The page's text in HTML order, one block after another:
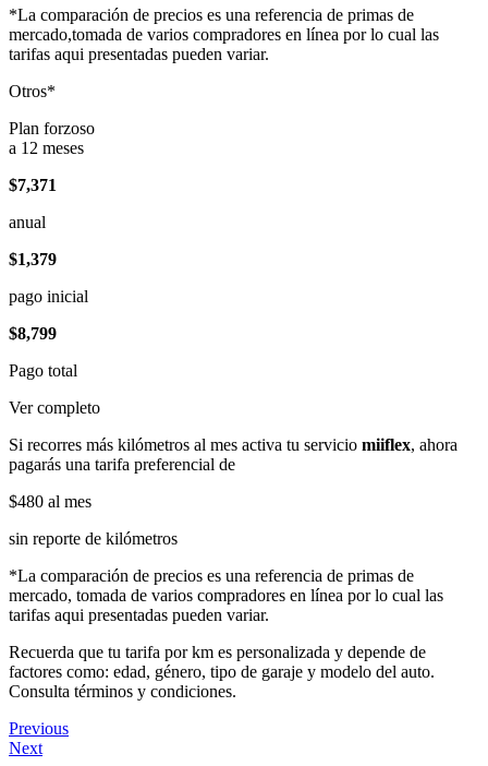
*La comparación de precios es una referencia de primas de
mercado,tomada de varios compradores en línea por lo cual las
tarifas aqui presentadas pueden variar.
Otros*
Plan forzoso
a 12 meses
$7,371
anual
$1,379
pago inicial
$8,799
Pago total
Ver completo
Si recorres más kilómetros al mes activa tu servicio miiflex, ahora
pagarás una tarifa preferencial de
$480 al mes
sin reporte de kilómetros
*La comparación de precios es una referencia de primas de
mercado, tomada de varios compradores en línea por lo cual las
tarifas aqui presentadas pueden variar.
Recuerda que tu tarifa por km es personalizada y depende de
factores como: edad, género, tipo de garaje y modelo del auto.
Consulta términos y condiciones.
Previous
Next